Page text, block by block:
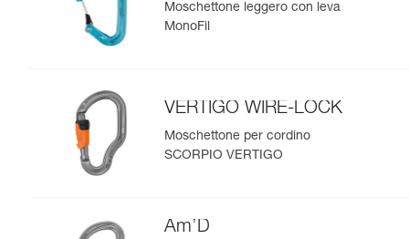
Moschettone leggero con leva
MonoFil
VERTIGO WIRE-LOCK
Moschettone per cordino
SCORPIO VERTIGO
Am’D